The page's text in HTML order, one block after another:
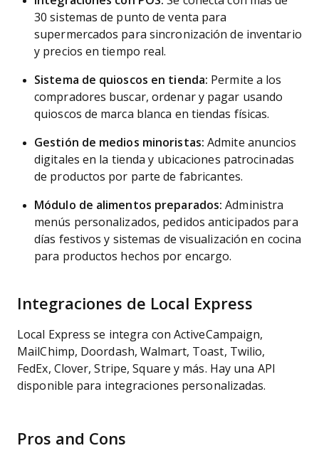
30 sistemas de punto de venta para
supermercados para sincronización de inventario
y precios en tiempo real.
Sistema de quioscos en tienda: Permite a los
compradores buscar, ordenar y pagar usando
quioscos de marca blanca en tiendas físicas.
Gestión de medios minoristas: Admite anuncios
digitales en la tienda y ubicaciones patrocinadas
de productos por parte de fabricantes.
Módulo de alimentos preparados: Administra
menús personalizados, pedidos anticipados para
días festivos y sistemas de visualización en cocina
para productos hechos por encargo.
Integraciones de Local Express
Local Express se integra con ActiveCampaign,
MailChimp, Doordash, Walmart, Toast, Twilio,
FedEx, Clover, Stripe, Square y más. Hay una API
disponible para integraciones personalizadas.
Pros and Cons